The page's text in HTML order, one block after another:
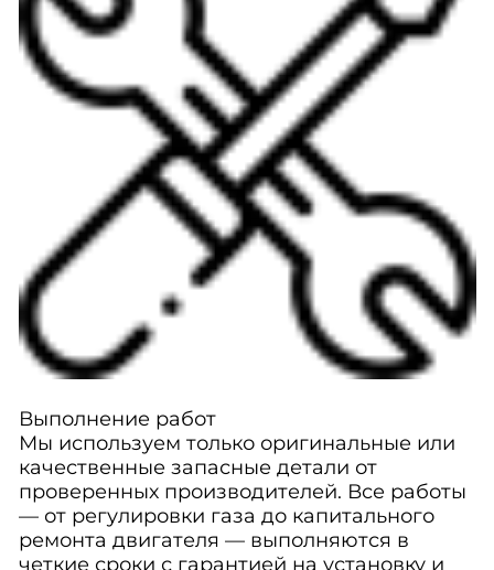
Выполнение работ
Мы используем только оригинальные или
качественные запасные детали от
проверенных производителей. Все работы
— от регулировки газа до капитального
ремонта двигателя — выполняются в
четкие сроки с гарантией на установку и